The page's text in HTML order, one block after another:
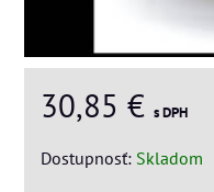
30,85 € s DPH
Dostupnosť: Skladom